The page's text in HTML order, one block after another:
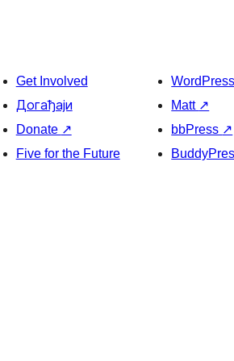
Get Involved
Догађаји
Donate ↗
Five for the Future
Matt ↗
bbPress ↗